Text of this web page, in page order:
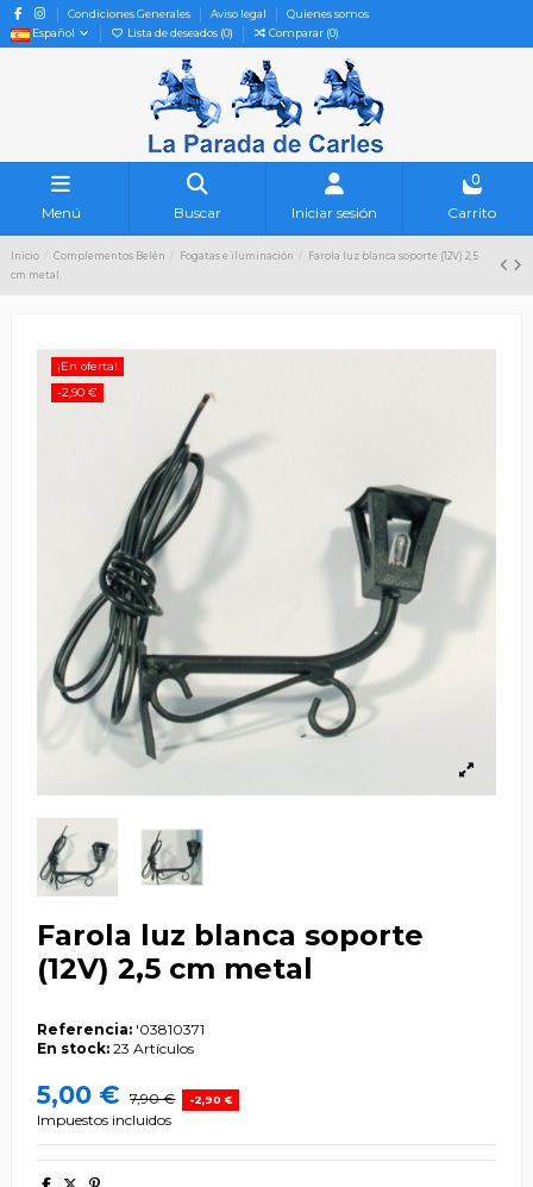
Condiciones Generales Aviso legal
Quienes somos
Español
Lista de deseados (0) Comparar (0)
Menú Buscar Iniciar sesión
0
Carrito
Inicio Complementos Belén Fogatas e iluminación
Farola luz blanca soporte (12V) 2,5
cm metal
¡En oferta!
-2,90 €
Farola luz blanca soporte
(12V) 2,5 cm metal
Referencia: '03810371
En stock: 23 Artículos
5,00 € 7,90 € -2,90 €
Impuestos incluidos